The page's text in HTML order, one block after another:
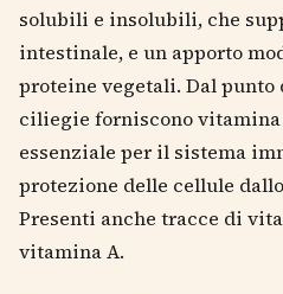
solubili e insolubili, che
intestinale, e un apporto
proteine vegetali. Dal
ciliegie forniscono vitamina
essenziale per il sistema
protezione delle cellule
Presenti anche tracce di
vitamina A.